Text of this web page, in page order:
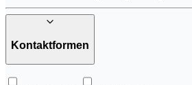
Kontaktformen